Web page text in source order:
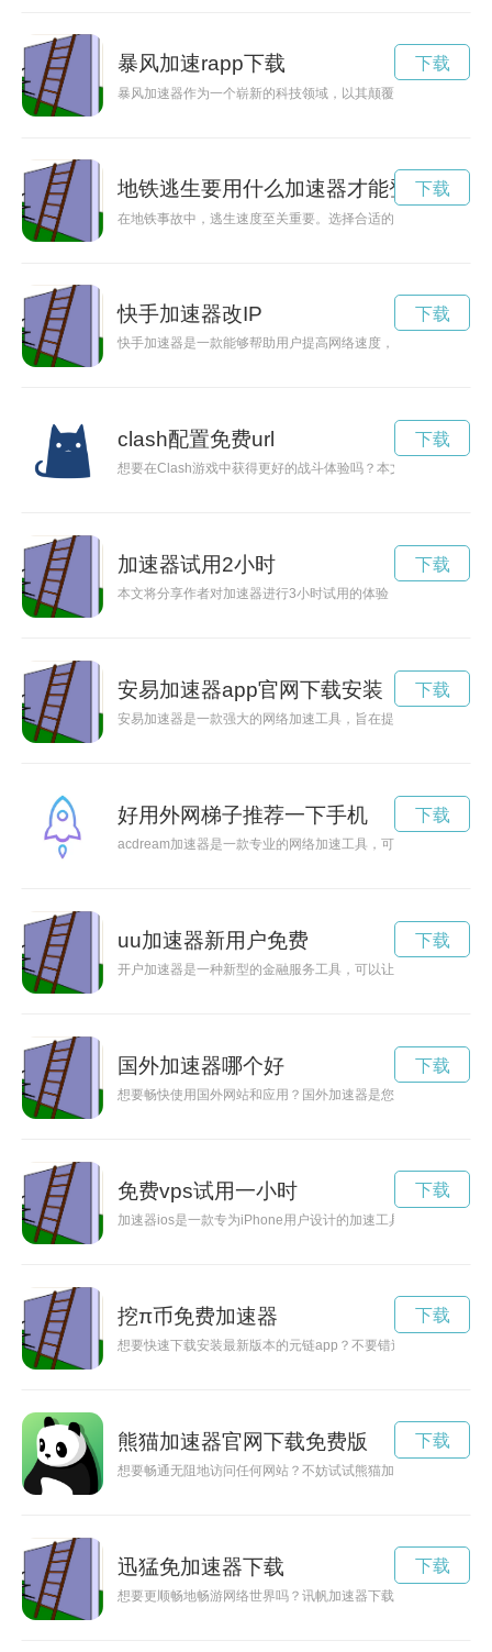
暴风加速rapp下载
暴风加速器作为一个崭新的科技领域，以其颠覆性的技术和前
下载
地铁逃生要用什么加速器才能登进去
在地铁事故中，逃生速度至关重要。选择合适的加速器可以帮
下载
快手加速器改IP
快手加速器是一款能够帮助用户提高网络速度，让流畅观看快
下载
clash配置免费url
想要在Clash游戏中获得更好的战斗体验吗？本文将教你如何利
下载
加速器试用2小时
本文将分享作者对加速器进行3小时试用的体验，包括使用前后
下载
安易加速器app官网下载安装
安易加速器是一款强大的网络加速工具，旨在提供更加稳定、
下载
好用外网梯子推荐一下手机
acdream加速器是一款专业的网络加速工具，可以帮助用户快
下载
uu加速器新用户免费
开户加速器是一种新型的金融服务工具，可以让您在短时间内
下载
国外加速器哪个好
想要畅快使用国外网站和应用？国外加速器是您的最佳选择！
下载
免费vps试用一小时
加速器ios是一款专为iPhone用户设计的加速工具，能够帮助你
下载
挖π币免费加速器
想要快速下载安装最新版本的元链app？不要错过官网提供的
下载
熊猫加速器官网下载免费版
想要畅通无阻地访问任何网站？不妨试试熊猫加速器，官方下
下载
迅猛免加速器下载
想要更顺畅地畅游网络世界吗？讯帆加速器下载为您提供网络
下载